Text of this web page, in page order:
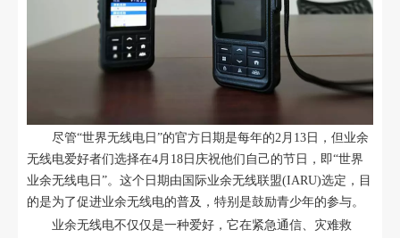
尽管“世界无线电日”的官方日期是每年的2月13日，但业余
无线电爱好者们选择在4月18日庆祝他们自己的节日，即“世界
业余无线电日”。这个日期由国际业余无线联盟(IARU)选定，目
的是为了促进业余无线电的普及，特别是鼓励青少年的参与。
业余无线电不仅仅是一种爱好，它在紧急通信、灾难救